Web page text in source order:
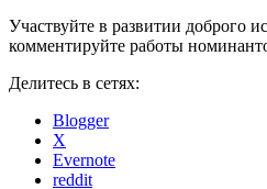
Участвуйте в развитии доброго
комментируйте работы
Делитесь в сетях:
Blogger
X
Evernote
reddit